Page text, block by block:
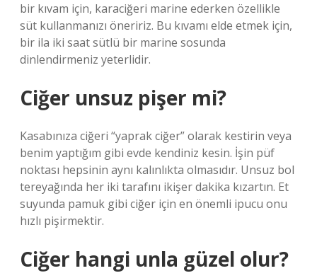
bir kıvam için, karaciğeri marine ederken özellikle
süt kullanmanızı öneririz. Bu kıvamı elde etmek için,
bir ila iki saat sütlü bir marine sosunda
dinlendirmeniz yeterlidir.
Ciğer unsuz pişer mi?
Kasabınıza ciğeri “yaprak ciğer” olarak kestirin veya
benim yaptığım gibi evde kendiniz kesin. İşin püf
noktası hepsinin aynı kalınlıkta olmasıdır. Unsuz bol
tereyağında her iki tarafını ikişer dakika kızartın. Et
suyunda pamuk gibi ciğer için en önemli ipucu onu
hızlı pişirmektir.
Ciğer hangi unla güzel olur?